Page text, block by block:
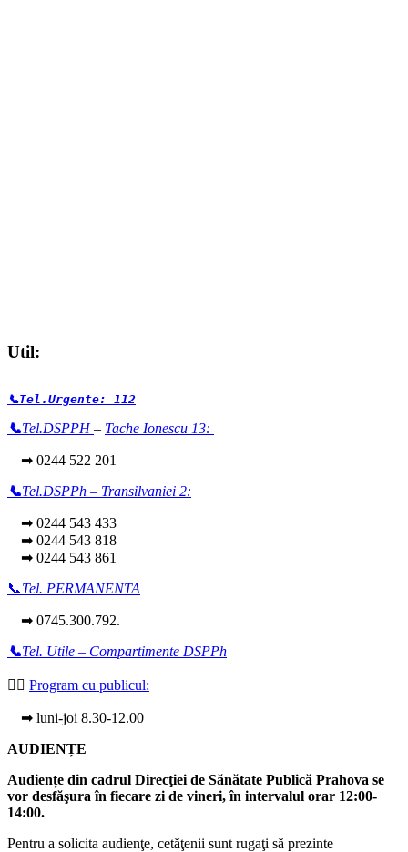
Util:
📞Tel.Urgente: 112
📞Tel.DSPPH– Tache Ionescu 13:
➡ 0244 522 201
📞Tel.DSPPh – Transilvaniei 2:
➡ 0244 543 433
➡ 0244 543 818
➡ 0244 543 861
📞Tel. PERMANENTA
➡ 0745.300.792.
📞Tel. Utile – Compartimente DSPPh
👩‍⚕️ Program cu publicul:
➡ luni-joi 8.30-12.00
AUDIENȚE
Audiențe din cadrul Direcţiei de Sănătate Publică Prahova se
vor desfăşura în fiecare zi de vineri, în intervalul orar 12:00-
14:00.
Pentru a solicita audienţe, cetăţenii sunt rugaţi să prezinte